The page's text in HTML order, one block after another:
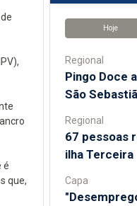
é
que,
Hoje
Regional
Pingo Doce
São
Regional
67 pessoas
ilha Terceira
Capa